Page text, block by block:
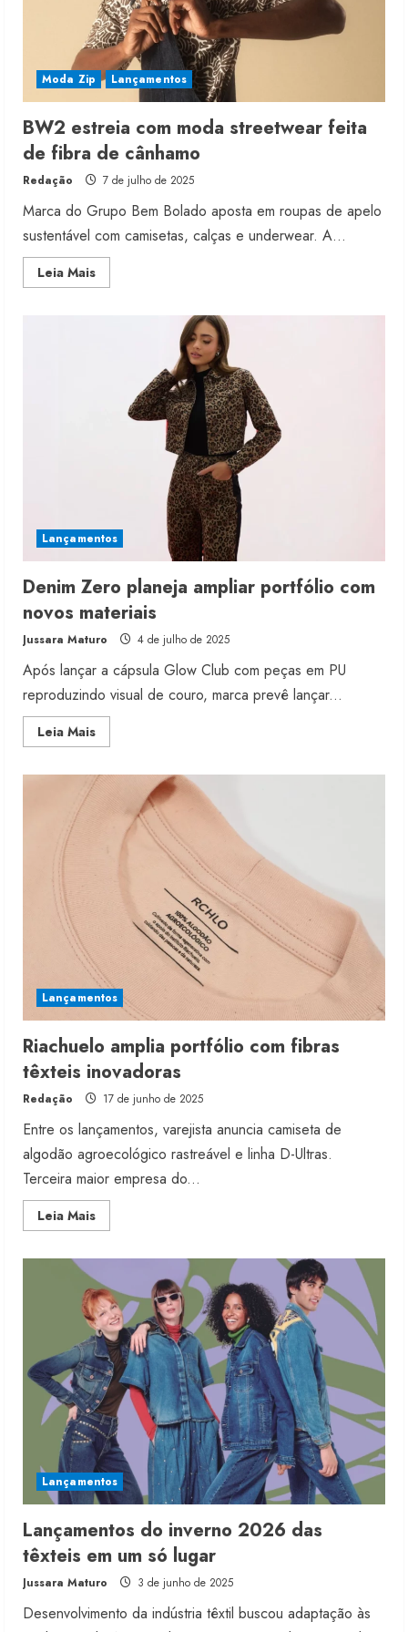
Moda Zip Lançamentos
BW2 estreia com moda streetwear feita
de fibra de cânhamo
Redação 7 de julho de 2025
Marca do Grupo Bem Bolado aposta em roupas de apelo
sustentável com camisetas, calças e underwear. A...
Leia MaisRead
more
cânhamo
Lançamentos
Denim Zero planeja ampliar portfólio com
novos materiais
Jussara Maturo 4 de julho de 2025
Após lançar a cápsula Glow Club com peças em PU
reproduzindo visual de couro, marca prevê lançar...
Leia MaisRead
more
Zero
ampliar
portfólio
novos
Lançamentos
Riachuelo amplia portfólio com fibras
têxteis inovadoras
Redação 17 de junho de 2025
Entre os lançamentos, varejista anuncia camiseta de
algodão agroecológico rastreável e linha D-Ultras.
Terceira maior empresa do...
Leia MaisRead
more
portfólio
com
fibras
têxteis
inovadoras
Lançamentos
Lançamentos do inverno 2026 das
têxteis em um só lugar
Jussara Maturo 3 de junho de 2025
Desenvolvimento da indústria têxtil buscou adaptação às